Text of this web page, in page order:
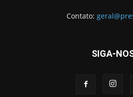
Contato:
SIGA-